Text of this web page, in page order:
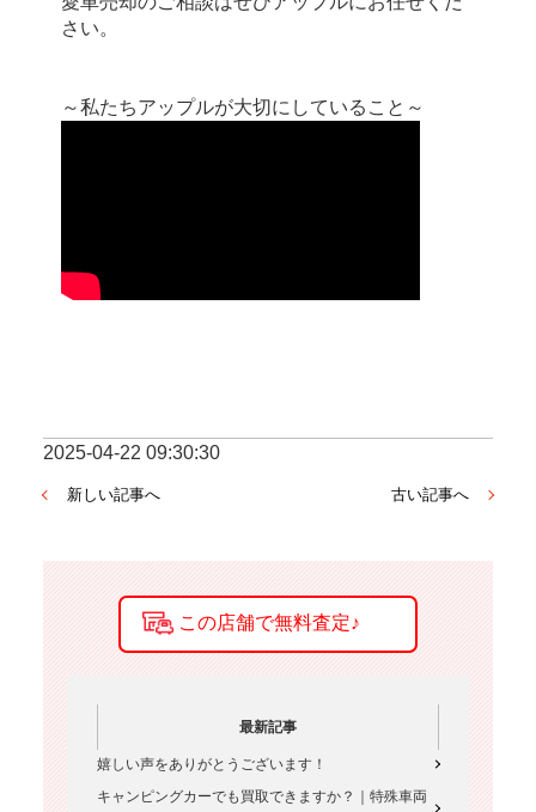
さい。
～私たちアップルが大切にしていること～
2025-04-22 09:30:30
新しい記事へ 古い記事へ
最新記事
嬉しい声をありがとうございます！
キャンピングカーでも買取できますか？｜特殊車両